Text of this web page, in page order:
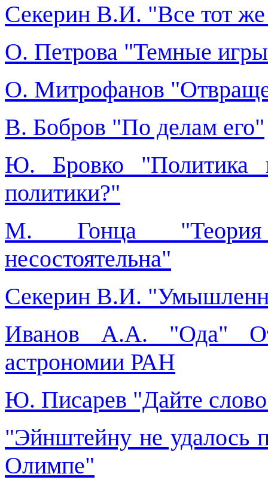
Секерин В.И. "Все тот
О. Петрова "Темные
О. Митрофанов
В. Бобров "По делам его"
Ю. Бровко "Политика
политики?"
М. Гонца "Теория
несостоятельна"
Секерин В.И.
Иванов А.А. "Ода"
астрономии РАН
Ю. Писарев "Дайте
"Эйнштейну не удалось
Олимпе"